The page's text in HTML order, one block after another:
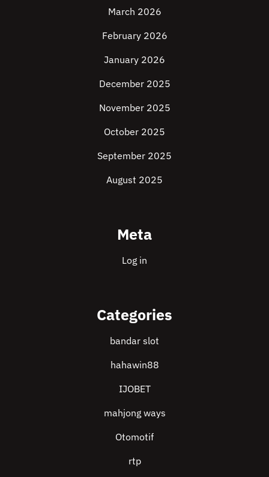
March 2026
February 2026
January 2026
December 2025
November 2025
October 2025
September 2025
August 2025
Meta
Log in
Categories
bandar slot
hahawin88
IJOBET
mahjong ways
Otomotif
rtp